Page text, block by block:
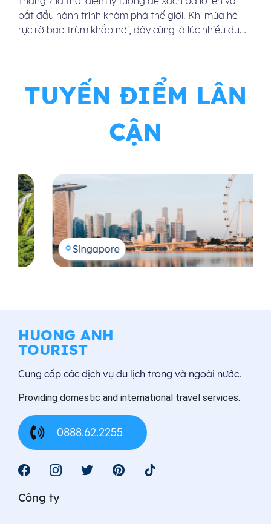
bắt đầu hành trình khám phá thế giới. Khi mùa hè
rực rỡ bao trùm khắp nơi, đây cũng là lúc nhiều du
TUYẾN ĐIỂM LÂN
CẬN
Singapore
HUONG ANH
TOURIST
Cung cấp các dịch vụ du lịch trong và ngoài nước.
Providing domestic and international travel services.
0888.62.2255
Công ty